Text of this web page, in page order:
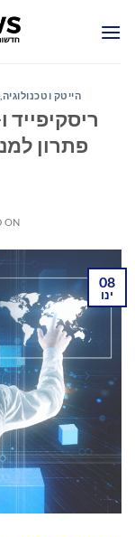
הייטק וטכנולוגיה
פתרון
ON
08
ינו